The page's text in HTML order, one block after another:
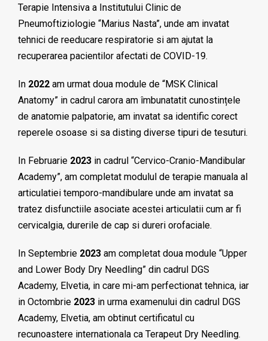
Terapie Intensiva a Institutului Clinic de
Pneumoftiziologie “Marius Nasta”, unde am invatat
tehnici de reeducare respiratorie si am ajutat la
recuperarea pacientilor afectati de COVID-19.
In 2022 am urmat doua module de “MSK Clinical
Anatomy” in cadrul carora am îmbunatatit cunostințele
de anatomie palpatorie, am invatat sa identific corect
reperele osoase si sa disting diverse tipuri de tesuturi.
In Februarie 2023 in cadrul “Cervico-Cranio-Mandibular
Academy”, am completat modulul de terapie manuala al
articulatiei temporo-mandibulare unde am invatat sa
tratez disfunctiile asociate acestei articulatii cum ar fi
cervicalgia, durerile de cap si dureri orofaciale.
In Septembrie 2023 am completat doua module “Upper
and Lower Body Dry Needling” din cadrul DGS
Academy, Elvetia, in care mi-am perfectionat tehnica, iar
in Octombrie 2023 in urma examenului din cadrul DGS
Academy, Elvetia, am obtinut certificatul cu
recunoastere internationala ca Terapeut Dry Needling.